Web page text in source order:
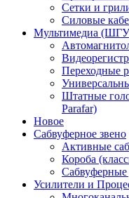
Сетки и
Силовые
Мультимедиа
Переходные
Штатные
Parafar)
Новое
Сабвуферное звено
Активные
Короба
Усилители и